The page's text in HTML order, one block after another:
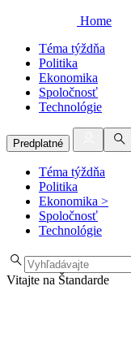
Home
Téma týždňa
Politika
Ekonomika
Spoločnosť
Technológie
Predplatné
Téma týždňa
Politika
Ekonomika >
Spoločnosť
Technológie
Vitajte na Štandarde